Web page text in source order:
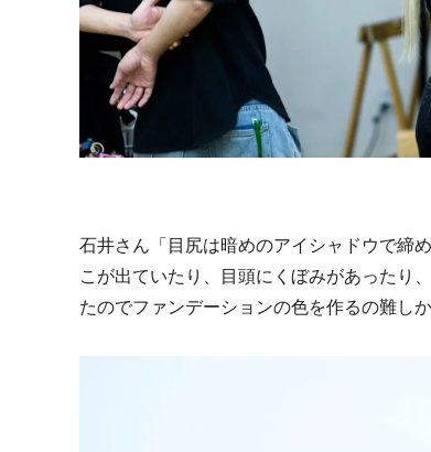
石井さん「目尻は暗めのアイシャドウで締
こが出ていたり、目頭にくぼみがあったり
たのでファンデーションの色を作るの難しか